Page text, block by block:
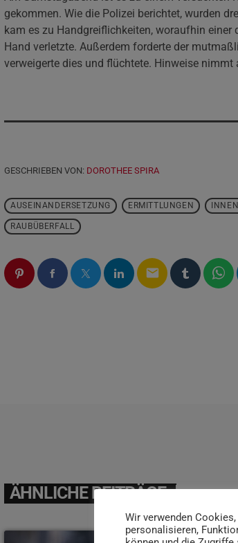
gekommen. Wie die Polizei berichtet, wurden
kam es zu Handgreiflichkeiten, woraufhin einer
Hand verletzte. Außerdem forderte der
verweigerte dies und flüchtete. Hinweise
GESCHRIEBEN VON: DOROTHEE SPIRA
AUSEINANDERSETZUNG ERMITTLUNGEN
RAUBÜBERFALL
email
ÄHNLICHE BEITRÄGE
Wir verwenden
personalisieren,